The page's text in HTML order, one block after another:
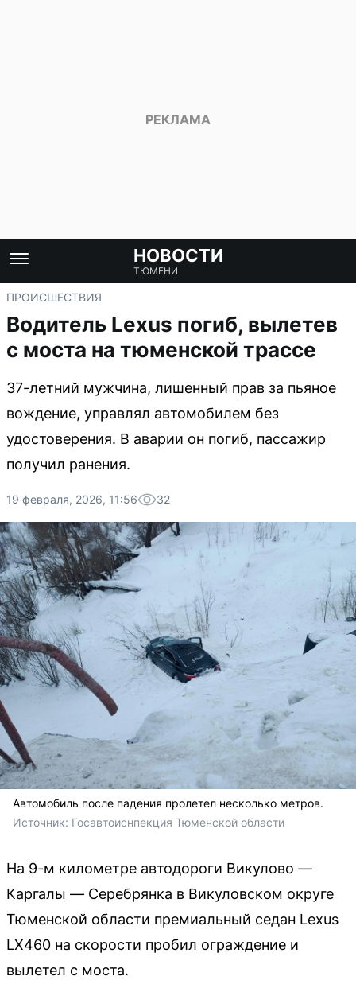
НОВОСТИ
ТЮМЕНИ
ПРОИСШЕСТВИЯ
Водитель Lexus погиб, вылетев
с моста на тюменской трассе
37-летний мужчина, лишенный прав за пьяное
вождение, управлял автомобилем без
удостоверения. В аварии он погиб, пассажир
получил ранения.
19 февраля, 2026, 11:56 32
Автомобиль после падения пролетел несколько метров.
Источник: Госавтоиснпекция Тюменской области
На 9-м километре автодороги Викулово —
Каргалы — Серебрянка в Викуловском округе
Тюменской области премиальный седан Lexus
LX460 на скорости пробил ограждение и
вылетел с моста.